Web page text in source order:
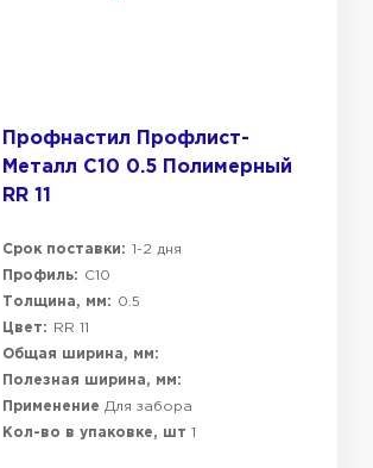
Профнастил Профлист-
Металл C10 0.5 Полимерный
RR 11
Срок поставки: 1-2 дня
Профиль:
C10
Толщина, мм:
0.5
Цвет:
RR 11
Общая ширина, мм:
Полезная ширина, мм:
Применение Для забора
Кол-во в упаковке, шт 1